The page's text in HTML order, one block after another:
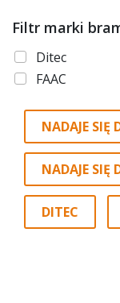
Filtr marki
Ditec
FAAC
NADAJE SIĘ
NADAJE SIĘ
DITEC